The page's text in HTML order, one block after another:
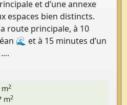
et d’une annexe
espaces bien distincts.
route principale, à 10
🌊 et à 15 minutes d’un
m2
m2